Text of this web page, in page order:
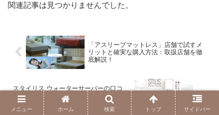
関連記事は見つかりませんでした。
「アスリープマットレス」店舗で試すメ
リットと確実な購入方法：取扱店舗を徹
底解説！
スタイリス ウォーターサーバーの口コ
ミ、評判を調査！PFAS除去、高性能フィ
ルター
メニュー ホーム 検索 トップ サイドバー